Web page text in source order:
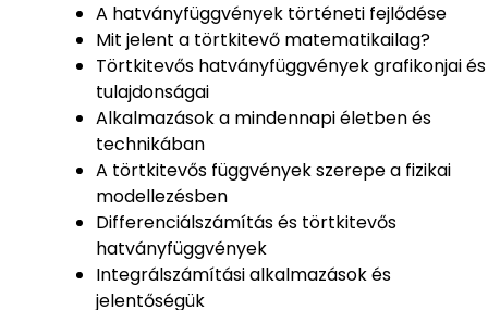
A hatványfüggvények történeti fejlődése
Mit jelent a törtkitevő matematikailag?
Törtkitevős hatványfüggvények grafikonjai és
tulajdonságai
Alkalmazások a mindennapi életben és
technikában
A törtkitevős függvények szerepe a fizikai
modellezésben
Differenciálszámítás és törtkitevős
hatványfüggvények
Integrálszámítási alkalmazások és
jelentőségük